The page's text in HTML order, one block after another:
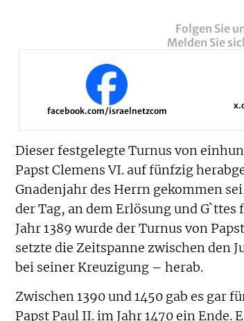
Folgen Sie
Melden Sie
facebook.com/israelnetzcom
Dieser festgelegte Turnus von
Papst Clemens VI. auf fünfzig
Gnadenjahr des Herrn gekommen
der Tag, an dem Erlösung und
Jahr 1389 wurde der Turnus von
setzte die Zeitspanne zwischen den
bei seiner Kreuzigung – herab.
Zwischen 1390 und 1450 gab es gar
Papst Paul II. im Jahr 1470 ein